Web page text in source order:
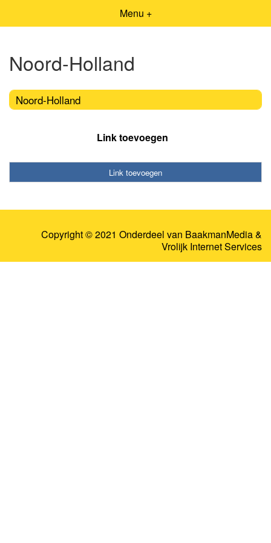
Menu +
Noord-Holland
Noord-Holland
Link toevoegen
Link toevoegen
Copyright © 2021 Onderdeel van BaakmanMedia&
Vrolijk Internet Services